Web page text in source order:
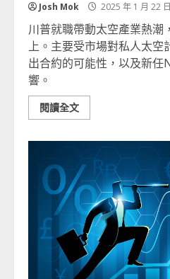
Josh Mok 2025 年 1 月 22 日
川普就職帶動太空產業熱潮
上。主要受市場對私人太空
出合約的可能性，以及新任
響。
閱讀全文